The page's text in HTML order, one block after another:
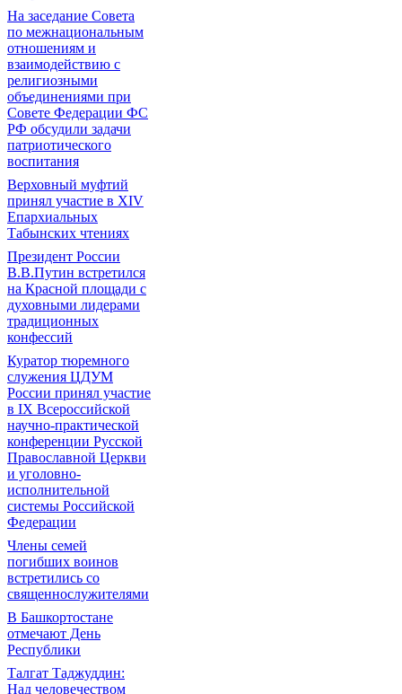
На заседание Совета
по межнациональным
отношениям и
взаимодействию с
религиозными
объединениями при
Совете Федерации ФС
РФ обсудили задачи
патриотического
воспитания
Верховный муфтий
принял участие в ХIV
Епархиальных
Табынских чтениях
Президент России
В.В.Путин встретился
на Красной площади с
духовными лидерами
традиционных
конфессий
Куратор тюремного
служения ЦДУМ
России принял участие
в IX Всероссийской
научно-практической
конференции Русской
Православной Церкви
и уголовно-
исполнительной
системы Российской
Федерации
Члены семей
погибших воинов
встретились со
священнослужителями
В Башкортостане
отмечают День
Республики
Талгат Таджуддин:
Над человечеством